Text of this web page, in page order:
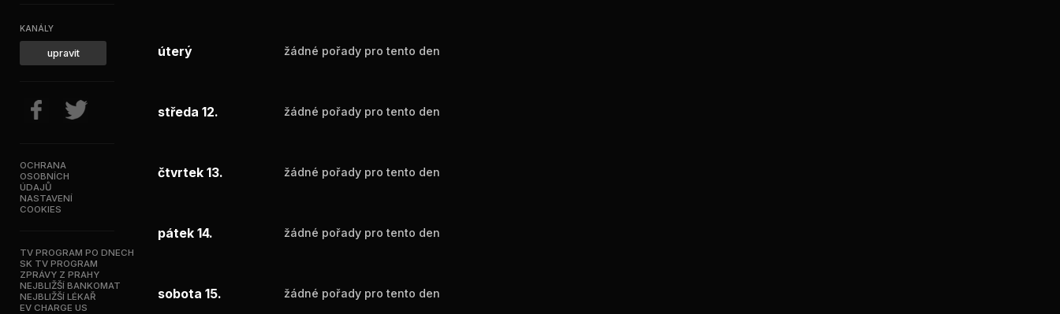
KANÁLY
upravit
OCHRANA
OSOBNÍCH
ÚDAJŮ
NASTAVENÍ
COOKIES
TV PROGRAM PO DNECH
SK TV PROGRAM
ZPRÁVY Z PRAHY
NEJBLIŽŠÍ BANKOMAT
NEJBLIŽŠÍ LÉKAŘ
EV CHARGE US
úterý žádné pořady pro tento den
středa 12. žádné pořady pro tento den
čtvrtek 13. žádné pořady pro tento den
pátek 14. žádné pořady pro tento den
sobota 15. žádné pořady pro tento den